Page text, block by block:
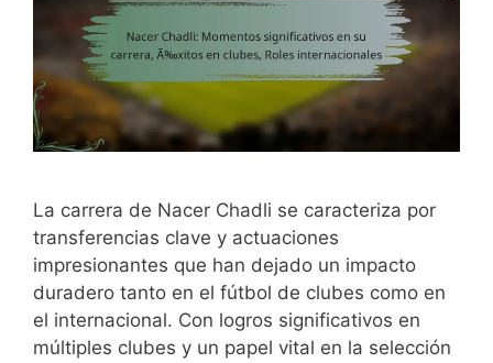
La carrera de Nacer Chadli se caracteriza por
transferencias clave y actuaciones
impresionantes que han dejado un impacto
duradero tanto en el fútbol de clubes como en
el internacional. Con logros significativos en
múltiples clubes y un papel vital en la selección